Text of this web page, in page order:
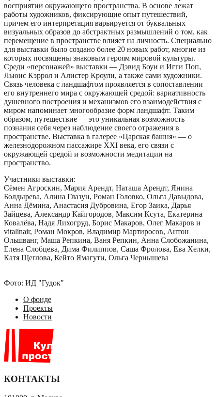
восприятии окружающего пространства. В основе лежат
работы художников, фиксирующие опыт путешествий,
причем его интерпретация варьируется от буквальных
визуальных образов до абстрактных размышлений о том, как
перемещение в пространстве влияет на личность. Специально
для выставки было создано более 20 новых работ, многие из
которых посвящены знаковым героям мировой культуры.
Среди «персонажей» выставки — Дэвид Боуи и Игги Поп,
Льюис Кэррол и Алистер Кроули, а также сами художники.
Связь человека с ландшафтом проявляется в сопоставлении
его внутреннего мира с окружающей средой: вариативность
душевного построения и механизмов его взаимодействия с
миром напоминает многообразие форм ландшафт. Таким
образом, путешествие — это уникальная возможность
познания себя через наблюдение своего отражения в
пространстве. Выставка в галерее «Царская башня» — о
железнодорожном пассажире XXI века, его связи с
окружающей средой и возможности медитации на
пространство.
Участники выставки:
Сëмен Агроскин, Мария Арендт, Наташа Арендт, Янина
Болдырева, Алина Глазун, Роман Головко, Ольга Давыдова,
Анна Дёмина, Анастасия Дубровина, Егор Заика, Дарья
Зайцева, Александр Кайгородов, Максим Ксута, Екатерина
Ковалёва, Надя Лихогруд, Борис Макаров, Олег Макаров и
vitalinair, Роман Мокров, Владимир Мартиросов, Антон
Ольшванг, Маша Репкина, Ваня Репкин, Анна Слобожанина,
Елена Слобцева, Дима Филиппов, Саша Фролова, Ева Хелки,
Катя Щеглова, Кейто Ямагути, Ольга Чернышева
Фото: ИД "Гудок"
О фонде
Проекты
Новости
КОНТАКТЫ